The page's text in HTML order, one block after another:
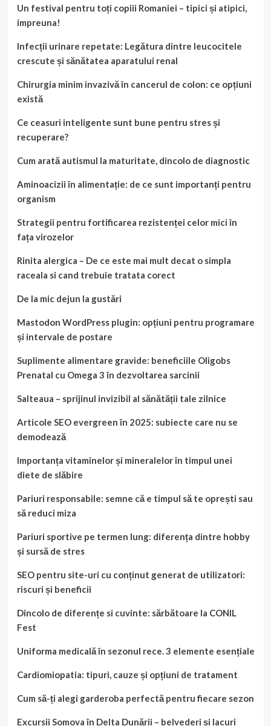
Un festival pentru toți copiii Romaniei – tipici și atipici,
impreuna!
Infecții urinare repetate: Legătura dintre leucocitele
crescute și sănătatea aparatului renal
Chirurgia minim invazivă în cancerul de colon: ce opțiuni
există
Ce ceasuri inteligente sunt bune pentru stres și
recuperare?
Cum arată autismul la maturitate, dincolo de diagnostic
Aminoacizii în alimentație: de ce sunt importanți pentru
organism
Strategii pentru fortificarea rezistenței celor mici în
fața virozelor
Rinita alergica – De ce este mai mult decat o simpla
raceala si cand trebuie tratata corect
De la mic dejun la gustări
Mastodon WordPress plugin: opțiuni pentru programare
și intervale de postare
Suplimente alimentare gravide: beneficiile Oligobs
Prenatal cu Omega 3 în dezvoltarea sarcinii
Salteaua – sprijinul invizibil al sănătății tale zilnice
Articole SEO evergreen în 2025: subiecte care nu se
demodează
Importanța vitaminelor și mineralelor în timpul unei
diete de slăbire
Pariuri responsabile: semne că e timpul să te oprești sau
să reduci miza
Pariuri sportive pe termen lung: diferența dintre hobby
și sursă de stres
SEO pentru site-uri cu conținut generat de utilizatori:
riscuri și beneficii
Dincolo de diferențe si cuvinte: sărbătoare la CONIL
Fest
Uniforma medicală în sezonul rece. 3 elemente esențiale
Cardiomiopatia: tipuri, cauze și opțiuni de tratament
Cum să-ți alegi garderoba perfectă pentru fiecare sezon
Excursii Somova în Delta Dunării – belvederi și lacuri